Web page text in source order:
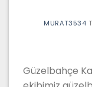
MURAT3534
Güzelbahçe